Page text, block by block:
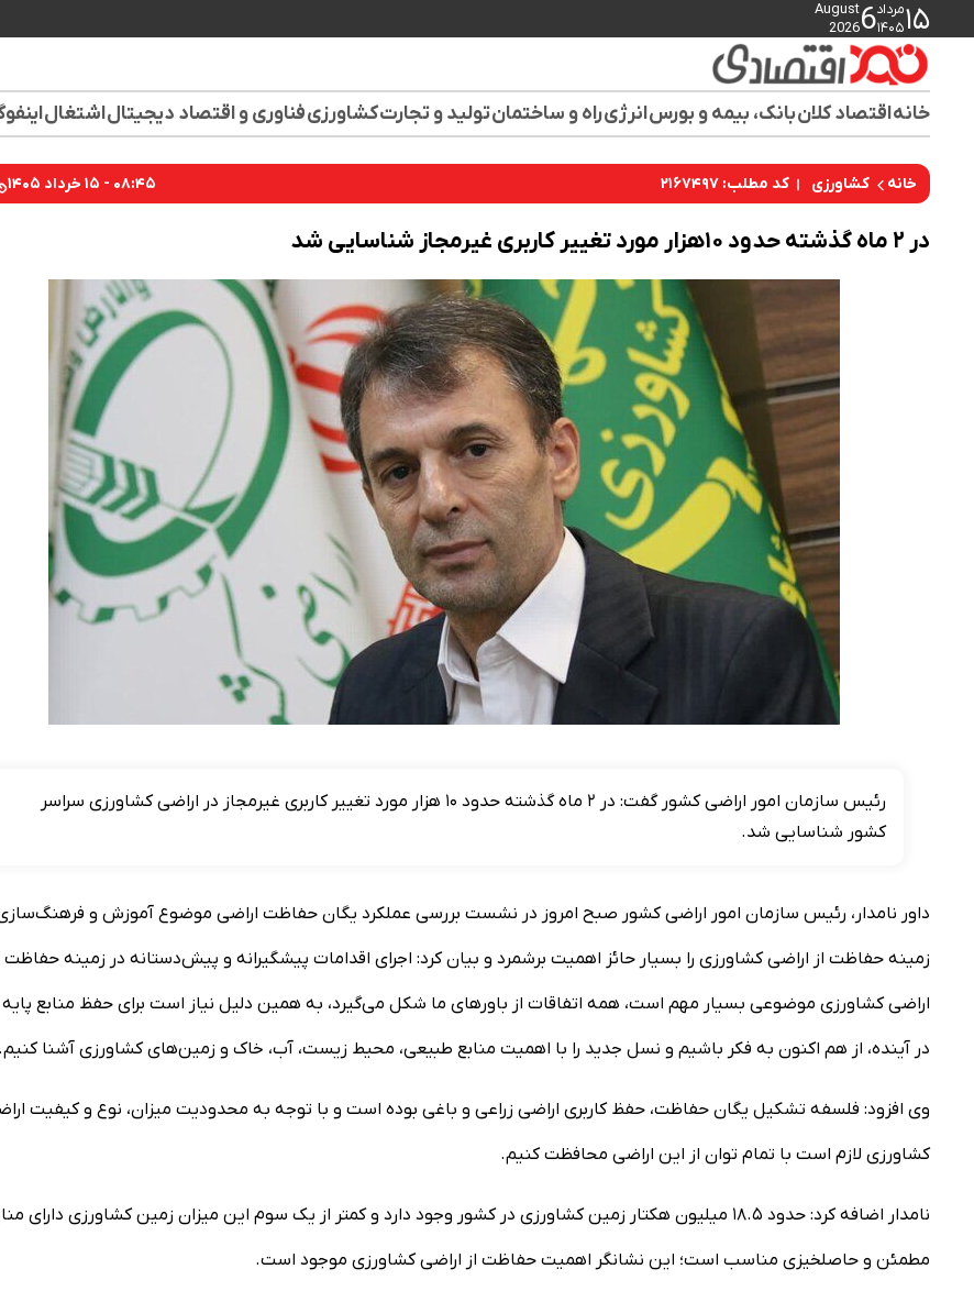
۱۵مرداد
۱۴۰۵6
August
2026
خانهاقتصاد کلانبانک، بیمه و بورسانرژیراه و ساختمانتولید و تجارتکشاورزیفناوری و اقتصاد دیجیتالاشتغال
خانه کشاورزی کد مطلب: ۲۱۶۷۴۹۷ ۰۸:۴۵ - ۱۵ خرداد ۱۴۰۵
در ۲ ماه گذشته حدود ۱۰هزار مورد تغییر کاربری غیرمجاز شناسایی شد
رئیس سازمان امور اراضی کشور گفت: در ۲ ماه گذشته حدود ۱۰ هزار مورد تغییر کاربری غیرمجاز در اراضی کشاورزی سراسر
کشور شناسایی شد.
داور نامدار، رئیس سازمان امور اراضی کشور صبح امروز در نشست بررسی عملکرد یگان حفاظت اراضی موضوع آموزش و
زمینه حفاظت از اراضی کشاورزی را بسیار حائز اهمیت برشمرد و بیان کرد: اجرای اقدامات پیشگیرانه و پیش‌دستانه در زمینه حفاظت
اراضی کشاورزی موضوعی بسیار مهم است، همه اتفاقات از باورهای ما شکل می‌گیرد، به همین دلیل نیاز است برای حفظ منابع
در آینده، از هم اکنون به فکر باشیم و نسل جدید را با اهمیت منابع طبیعی، محیط زیست، آب، خاک و زمین‌های کشاورزی آشنا کنیم.
وی افزود: فلسفه تشکیل یگان حفاظت، حفظ کاربری اراضی زراعی و باغی بوده است و با توجه به محدودیت‌ میزان، نوع و کیفیت
کشاورزی لازم است با تمام توان از این اراضی محافظت کنیم.
نامدار اضافه کرد: حدود ۱۸.۵ میلیون هکتار زمین کشاورزی در کشور وجود دارد و کمتر از یک سوم این میزان زمین کشاورزی دارای
مطمئن و حاصلخیزی مناسب است؛ این نشانگر اهمیت حفاظت از اراضی کشاورزی موجود است.